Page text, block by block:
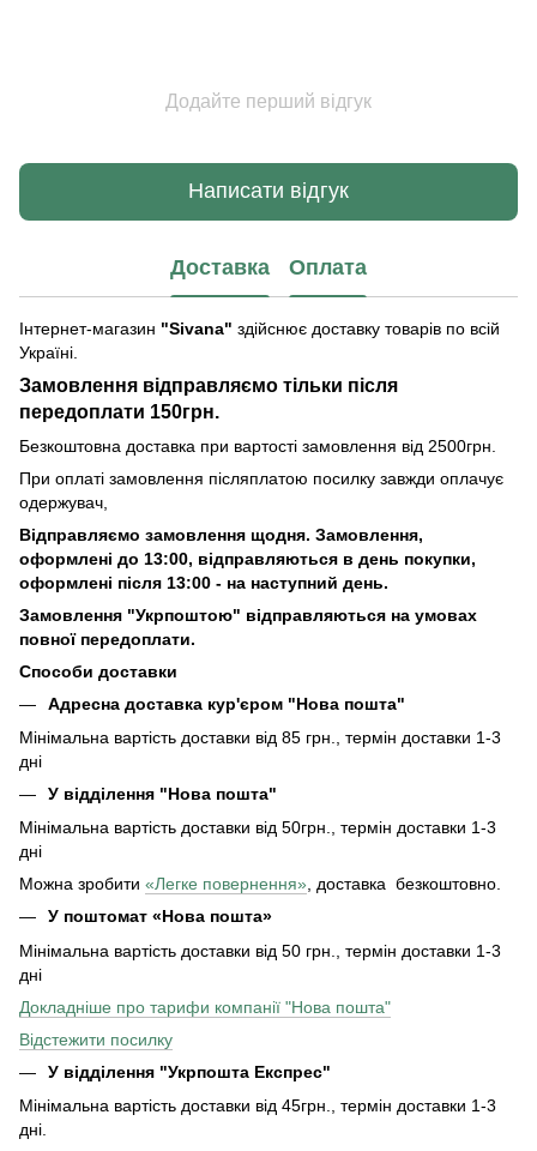
Додайте перший відгук
Написати відгук
Доставка Оплата
Інтернет-магазин "Sivana" здійснює доставку товарів по всій
Україні.
Замовлення відправляємо тільки після
передоплати 150грн.
Безкоштовна доставка при вартості замовлення від 2500грн.
При оплаті замовлення післяплатою посилку завжди оплачує
одержувач,
Відправляємо замовлення щодня. Замовлення,
оформлені до 13:00, відправляються в день покупки,
оформлені після 13:00 - на наступний день.
Замовлення "Укрпоштою" відправляються на умовах
повної передоплати.
Способи доставки
Адресна доставка кур'єром "Нова пошта"
Мінімальна вартість доставки від 85 грн., термін доставки 1-3
дні
У відділення "Нова пошта"
Мінімальна вартість доставки від 50грн., термін доставки 1-3
дні
Можна зробити «Легке повернення», доставка безкоштовно.
У поштомат «Нова пошта»
Мінімальна вартість доставки від 50 грн., термін доставки 1-3
дні
Докладніше про тарифи компанії "Нова пошта"
Відстежити посилку
У відділення "Укрпошта Експрес"
Мінімальна вартість доставки від 45грн., термін доставки 1-3
дні.